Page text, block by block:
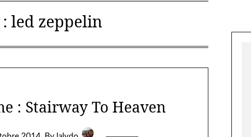
:led zeppelin
: Stairway To Heaven